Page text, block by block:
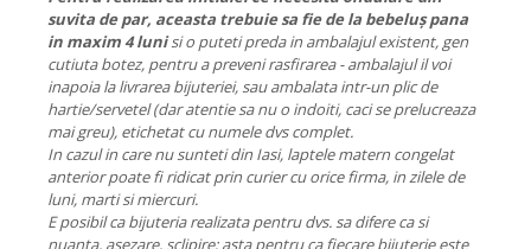
suvita de par, aceasta trebuie sa fie de la bebeluș pana
in maxim 4 lunisi o puteti preda in ambalajul existent, gen
cutiuta botez, pentru a preveni rasfirarea - ambalajul il voi
inapoia la livrarea bijuteriei, sau ambalata intr-un plic de
hartie/servetel (dar atentie sa nu o indoiti, caci se prelucreaza
mai greu), etichetat cu numele dvs complet.
In cazul in care nu sunteti din Iasi, laptele matern congelat
anterior poate fi ridicat prin curier cu orice firma, in zilele de
luni, marti si miercuri.
E posibil ca bijuteria realizata pentru dvs. sa difere ca si
nuanta, asezare, sclipire; asta pentru ca fiecare bijuterie este